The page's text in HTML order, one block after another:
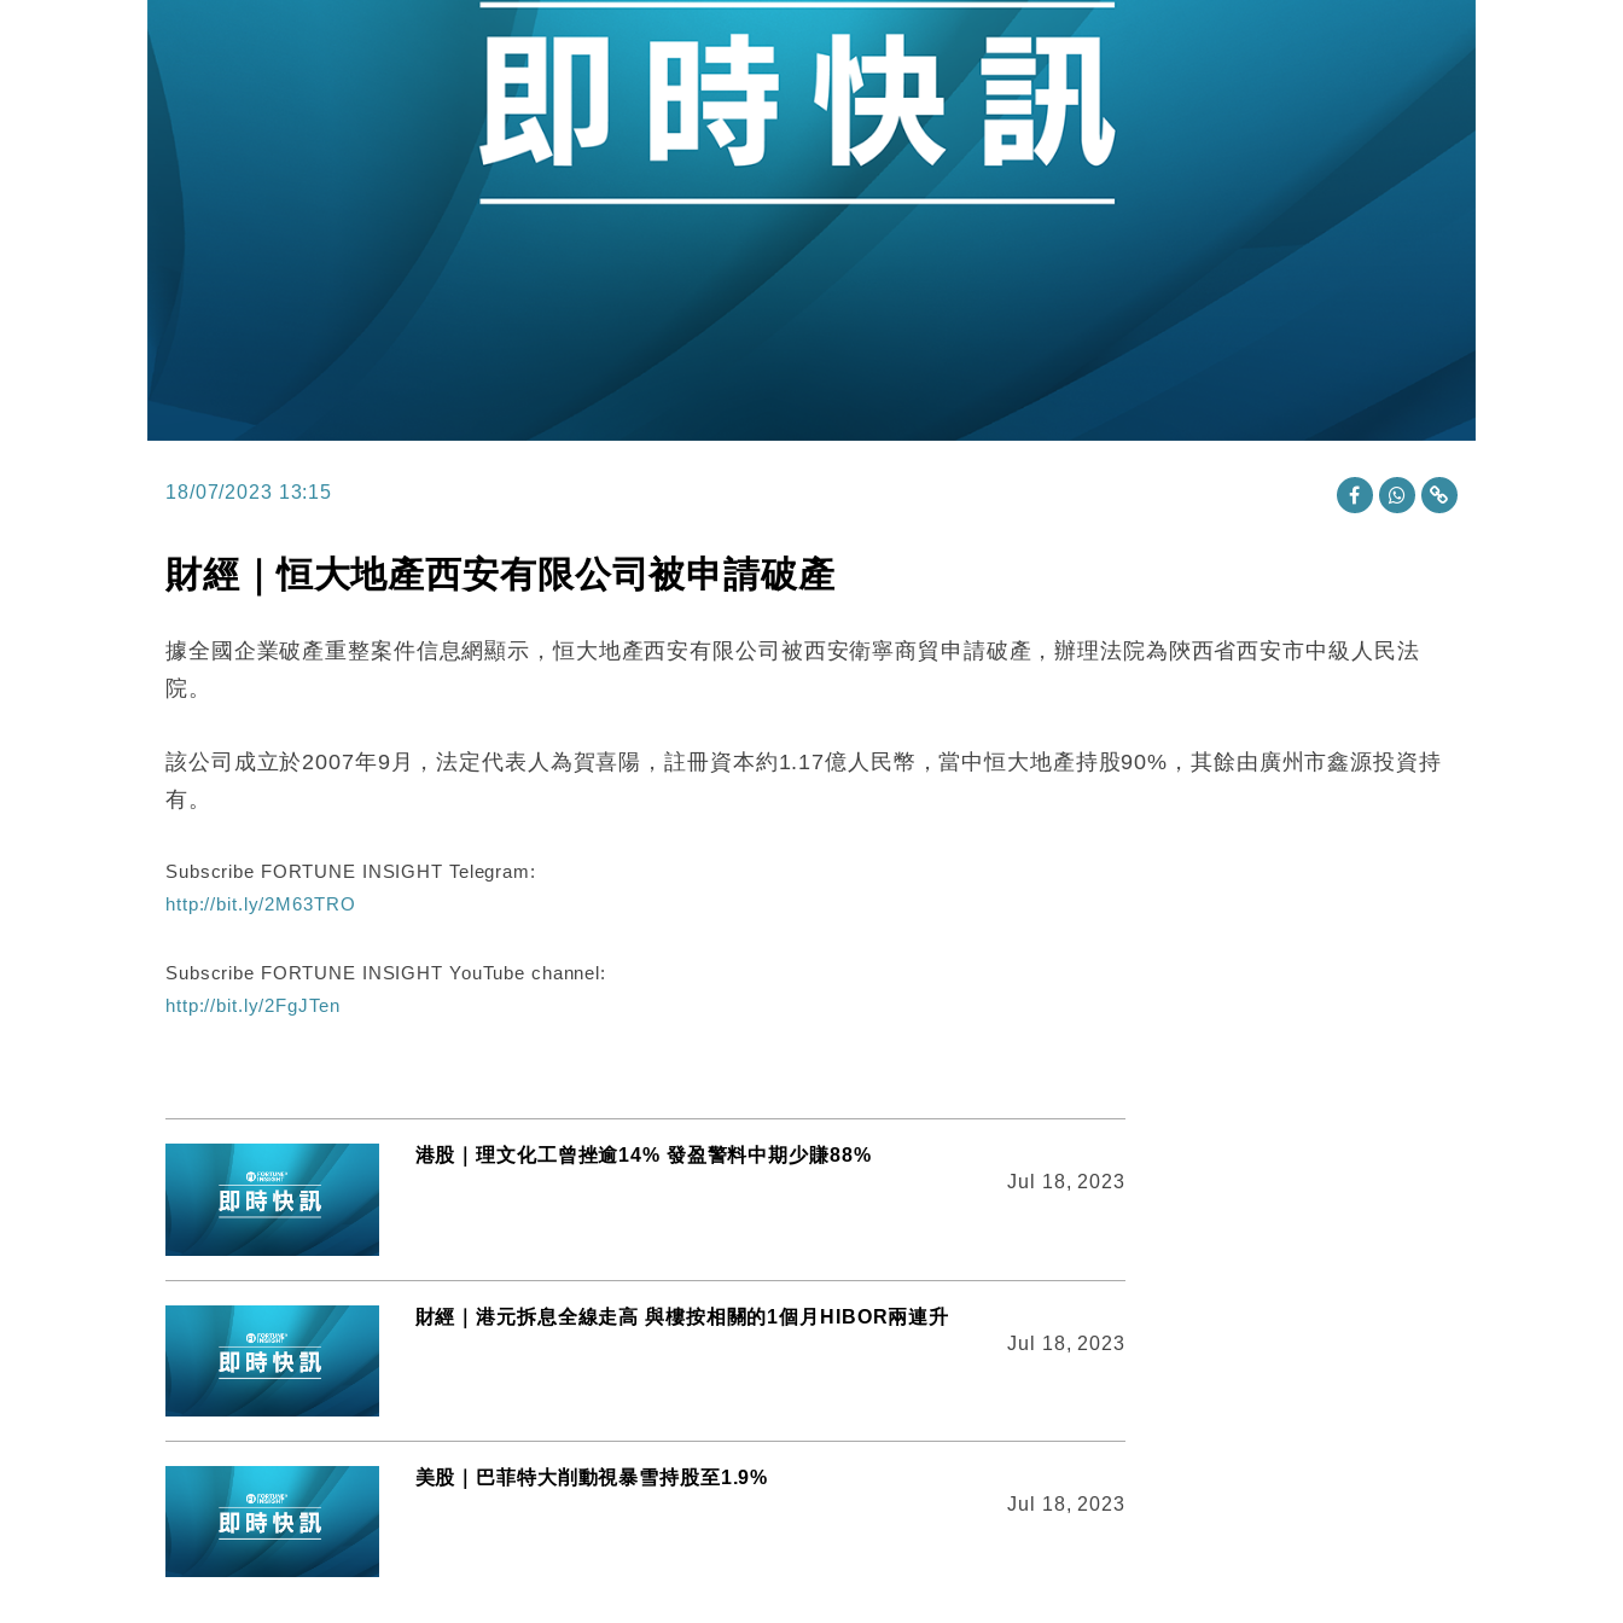
財經｜美商務部擬擴大金屬關稅範圍 14類產品或加徵25%
本地｜新世界K11 9月升級會員制度 增鉑金卡級別鎖定高消費客群
17:40 財經｜本港6月零售額連升14個月 珠寶鐘錶銷售升勢最強
16:33 財經｜滙控重啟最多10億美元回購 派息比率目標維持50%
15:11 財經｜SHEIN傳最快8月中招股 估值料降至400億美元以下
18/07/2023 13:15
財經｜恒大地產西安有限公司被申請破產
據全國企業破產重整案件信息網顯示，恒大地產西安有限公司被西安衛寧商貿申請破產，辦理法院為陝西省西安市中級人民法
院。
該公司成立於2007年9月，法定代表人為賀喜陽，註冊資本約1.17億人民幣，當中恒大地產持股90%，其餘由廣州市鑫源投資持
有。
Subscribe FORTUNE INSIGHT Telegram:
http://bit.ly/2M63TRO
Subscribe FORTUNE INSIGHT YouTube channel:
http://bit.ly/2FgJTen
港股｜理文化工曾挫逾14% 發盈警料中期少賺88%
Jul 18, 2023
財經｜港元拆息全線走高 與樓按相關的1個月HIBOR兩連升
Jul 18, 2023
美股｜巴菲特大削動視暴雪持股至1.9%
Jul 18, 2023